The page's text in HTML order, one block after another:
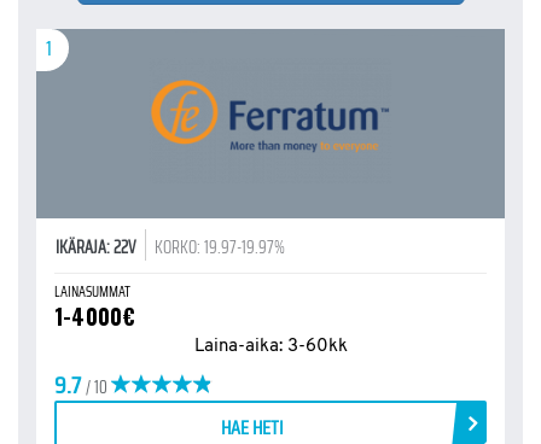
1
IKÄRAJA: 22V KORKO: 19.97-19.97%
LAINASUMMAT
1-4000€
Laina-aika: 3-60kk
9.7/ 10
HAE HETI